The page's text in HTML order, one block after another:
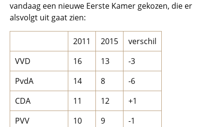
vandaag een nieuwe Eerste Kamer gekozen, die er
alsvolgt uit gaat zien:
2011 2015
verschil
VVD
16 13
-3
PvdA
14 8
-6
CDA
11 12
+1
PVV
10 9
-1